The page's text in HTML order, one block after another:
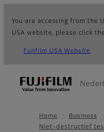
You are accessing from the
USA website, please click
Fujifilm USA Website
Home Business
Niet-destructief